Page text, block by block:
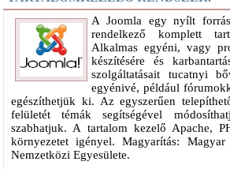
A Joomla egy nyílt
rendelkező komplett
Alkalmas egyéni, vagy
készítésére és
szolgáltatásait tucatnyi
egyénivé, például
egészíthetjük ki. Az egyszerűen
felületét témák segítségével
szabhatjuk. A tartalom kezelő Apache,
környezetet igényel. Magyarítás: Magyar
Nemzetközi Egyesülete.